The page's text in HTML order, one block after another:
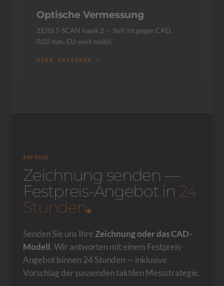
Optische Vermessung
ZEISS T-SCAN hawk 2 — Soll-Ist gegen CAD,
0,02 mm. EU-weit mobil.
MEHR ERFAHREN →
ANFRAGE
Zeichnung senden —
Festpreis-Angebot in 24
Stunden.
Senden Sie uns Ihre Zeichnung oder das CAD-
Modell. Wir antworten mit einem Festpreis-
Angebot binnen 24 Stunden — inklusive
Vorschlag der passenden taktilen Messstrategie.